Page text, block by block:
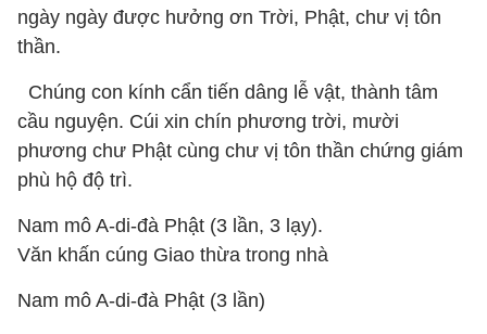
ngày ngày được hưởng ơn Trời, Phật, chư vị tôn
thần.
Chúng con kính cẩn tiến dâng lễ vật, thành tâm
cầu nguyện. Cúi xin chín phương trời, mười
phương chư Phật cùng chư vị tôn thần chứng giám
phù hộ độ trì.
Nam mô A-di-đà Phật (3 lần, 3 lạy).
Văn khấn cúng Giao thừa trong nhà
Nam mô A-di-đà Phật (3 lần)